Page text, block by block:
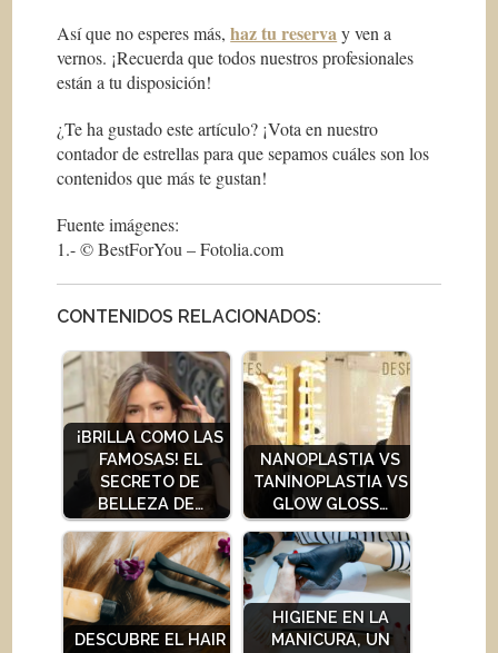
Así que no esperes más,haz tu reservay ven a
vernos. ¡Recuerda que todos nuestros profesionales
están a tu disposición!
¿Te ha gustado este artículo? ¡Vota en nuestro
contador de estrellas para que sepamos cuáles son los
contenidos que más te gustan!
Fuente imágenes:
1.- © BestForYou – Fotolia.com
CONTENIDOS RELACIONADOS:
¡BRILLA COMO LAS
FAMOSAS! EL
SECRETO DE
BELLEZA DE…
NANOPLASTIA VS
TANINOPLASTIA VS
GLOW GLOSS…
DESCUBRE EL HAIR
HIGIENE EN LA
MANICURA, UN